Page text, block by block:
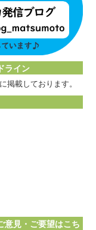
ライン
掲載しております。
意見・ご要望はこち